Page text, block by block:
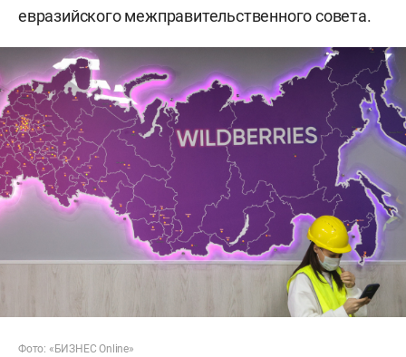
евразийского межправительственного совета.
Фото: «БИЗНЕС Online»